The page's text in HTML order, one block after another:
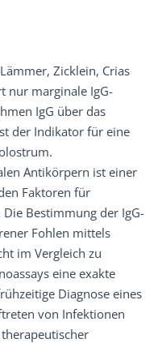
Zicklein, Crias
nur marginale IgG-
IgG über das
der Indikator für eine
Antikörpern ist einer
Faktoren für
Bestimmung der IgG-
Fohlen mittels
im Vergleich zu
eine exakte
Diagnose eines
von Infektionen